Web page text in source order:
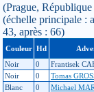
(Prague,
(échelle principale :
43, après : 66)
Couleur Hd
Noir
0 Frantisek
Noir
0 Tomas
Blanc
0 Michael